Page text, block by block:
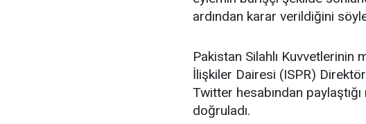
ardından karar verildiğini
Pakistan Silahlı Kuvvetlerinin
İlişkiler Dairesi (ISPR)
Twitter hesabından
doğruladı.